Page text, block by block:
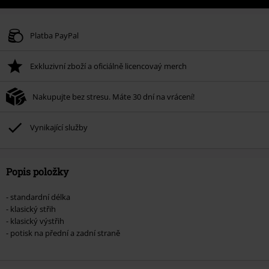
Platba PayPal
Exkluzivní zboží a oficiálně licencovaý merch
Nakupujte bez stresu. Máte 30 dní na vrácení!
Vynikající služby
Popis položky
- standardní délka
- klasický střih
- klasický výstřih
- potisk na přední a zadní straně